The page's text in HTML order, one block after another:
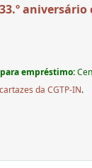
empréstimo:
da CGTP-IN.